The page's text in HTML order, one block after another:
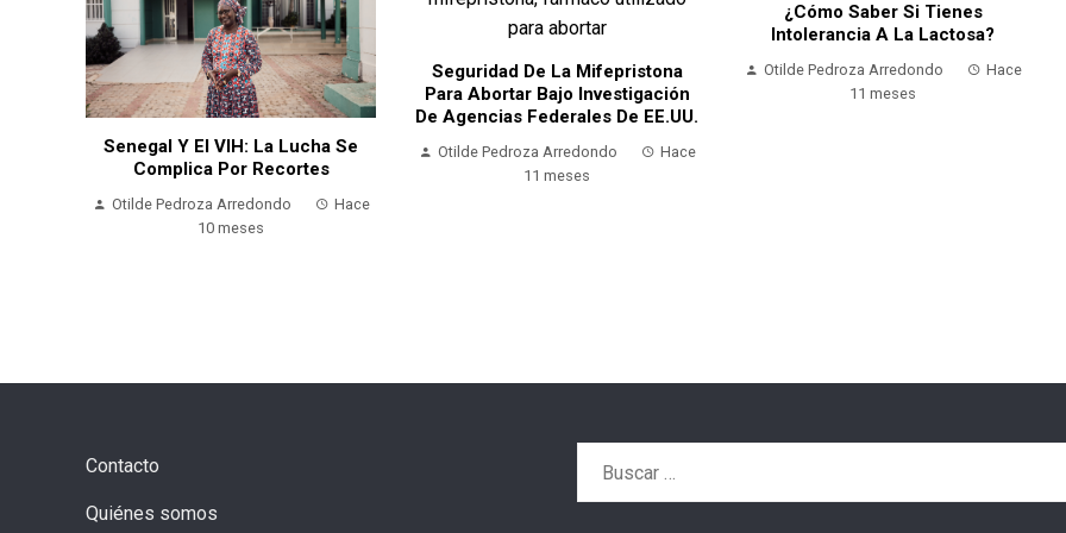
Senegal Y El VIH: La Lucha Se
Complica Por Recortes
Otilde Pedroza Arredondo
Hace
10 meses
Seguridad De La Mifepristona
Para Abortar Bajo Investigación
De Agencias Federales De EE.UU.
Otilde Pedroza Arredondo
Hace
11 meses
¿Cómo Saber Si Tienes
Intolerancia A La Lactosa?
Otilde Pedroza Arredondo
Hace
11 meses
Contacto
Quiénes somos